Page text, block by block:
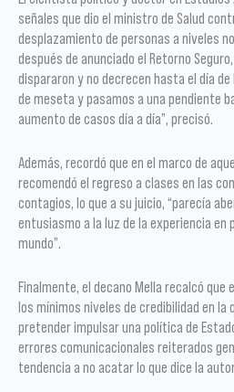
señales que dio el ministro de Salud
desplazamiento de personas a niveles
después de anunciado el Retorno
dispararon y no decrecen hasta el día
de meseta y pasamos a una pendiente
aumento de casos día a día”, precisó.
Además, recordó que en el marco de
recomendó el regreso a clases en las
contagios, lo que a su juicio, “parecía
entusiasmo a la luz de la experiencia en
mundo”.
Finalmente, el decano Mella recalcó que
los mínimos niveles de credibilidad en la
pretender impulsar una política de
errores comunicacionales reiterados
tendencia a no acatar lo que dice la